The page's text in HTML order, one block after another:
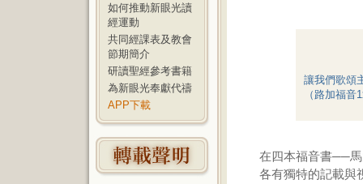
如何推動新眼光讀
經運動
共同經課表及教會
節期簡介
研讀聖經參考書籍
為新眼光奉獻代禱
APP下載
讓我們歌頌
（路加福音
在四本福音書──
各有獨特的記載與